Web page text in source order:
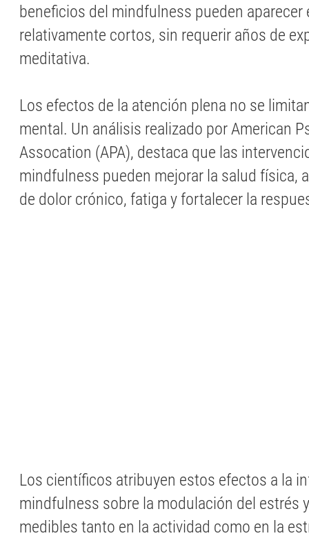
beneficios del mindfulness pueden aparecer
relativamente cortos, sin requerir años de
meditativa.
Los efectos de la atención plena no se
mental. Un análisis realizado por American
Assocation (APA), destaca que las
mindfulness pueden mejorar la salud física,
de dolor crónico, fatiga y fortalecer la
Los científicos atribuyen estos efectos a la
mindfulness sobre la modulación del estrés
medibles tanto en la actividad como en la